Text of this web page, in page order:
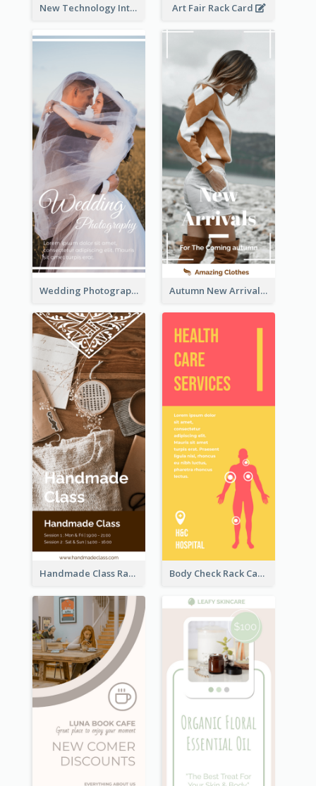
New Technology Introduction Rack Card Art Fair Rack Card
Wedding Photography Rack Card Autumn New Arrivals Rack Card
Handmade Class Rack Card Body Check Rack Card